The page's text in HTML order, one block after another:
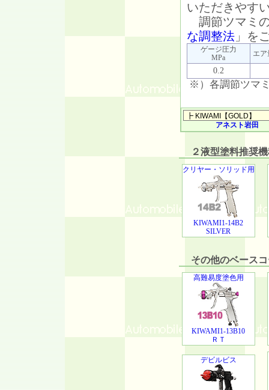
いただきやす
調節ツマミ
な調整法」を
ゲージ圧力
MPa
エ
0.2
※）各調節ツマ
アネスト岩田
２液型塗料推奨機
クリヤー・ソリッド用
KIWAMI1-14B2
SILVER
その他のベースコ
高難易度塗色用
KIWAMI1-13B10
ＲＴ
デビルビス